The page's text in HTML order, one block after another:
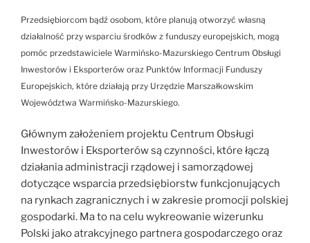
Przedsiębiorcom bądź osobom, które planują otworzyć własną
działalność przy wsparciu środków z funduszy europejskich, mogą
pomóc przedstawiciele Warmińsko-Mazurskiego Centrum Obsługi
Inwestorów i Eksporterów oraz Punktów Informacji Funduszy
Europejskich, które działają przy Urzędzie Marszałkowskim
Województwa Warmińsko-Mazurskiego.
Głównym założeniem projektu Centrum Obsługi
Inwestorów i Eksporterów są czynności, które łączą
działania administracji rządowej i samorządowej
dotyczące wsparcia przedsiębiorstw funkcjonujących
na rynkach zagranicznych i w zakresie promocji polskiej
gospodarki. Ma to na celu wykreowanie wizerunku
Polski jako atrakcyjnego partnera gospodarczego oraz